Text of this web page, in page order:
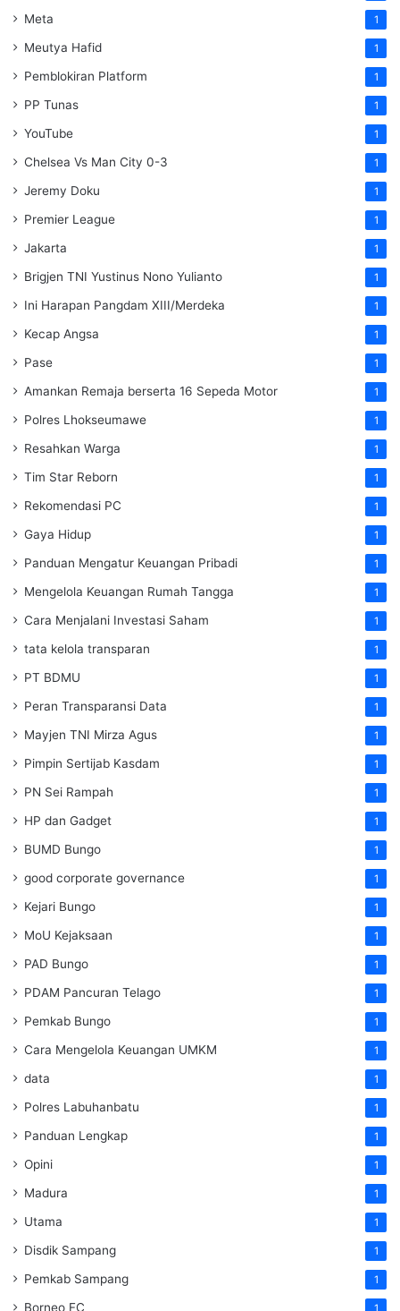
Meta 1
Meutya Hafid 1
Pemblokiran Platform 1
PP Tunas 1
YouTube 1
Chelsea Vs Man City 0-3 1
Jeremy Doku 1
Premier League 1
Jakarta 1
Brigjen TNI Yustinus Nono Yulianto 1
Ini Harapan Pangdam XIII/Merdeka 1
Kecap Angsa 1
Pase 1
Amankan Remaja berserta 16 Sepeda Motor 1
Polres Lhokseumawe 1
Resahkan Warga 1
Tim Star Reborn 1
Rekomendasi PC 1
Gaya Hidup 1
Panduan Mengatur Keuangan Pribadi 1
Mengelola Keuangan Rumah Tangga 1
Cara Menjalani Investasi Saham 1
tata kelola transparan 1
PT BDMU 1
Peran Transparansi Data 1
Mayjen TNI Mirza Agus 1
Pimpin Sertijab Kasdam 1
PN Sei Rampah 1
HP dan Gadget 1
BUMD Bungo 1
good corporate governance 1
Kejari Bungo 1
MoU Kejaksaan 1
PAD Bungo 1
PDAM Pancuran Telago 1
Pemkab Bungo 1
Cara Mengelola Keuangan UMKM 1
data 1
Polres Labuhanbatu 1
Panduan Lengkap 1
Opini 1
Madura 1
Utama 1
Disdik Sampang 1
Pemkab Sampang 1
Borneo FC